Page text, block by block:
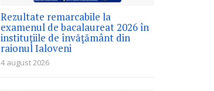
Rezultate remarcabile la
examenul de bacalaureat 2026 în
instituțiile de învățământ din
raionul Ialoveni
4 august 2026